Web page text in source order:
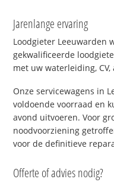
Jarenlange ervaring
Loodgieter Leeuwarden
gekwalificeerde
met uw waterleiding,
Onze servicewagens in
voldoende voorraad en
avond uitvoeren. Voor
noodvoorziening
voor de definitieve
Offerte of advies nodig?